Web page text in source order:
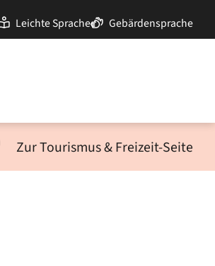
Leichte Sprache Gebärdensprache
Zur Tourismus & Freizeit-Seite